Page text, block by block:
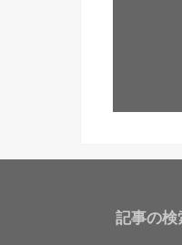
記事の検